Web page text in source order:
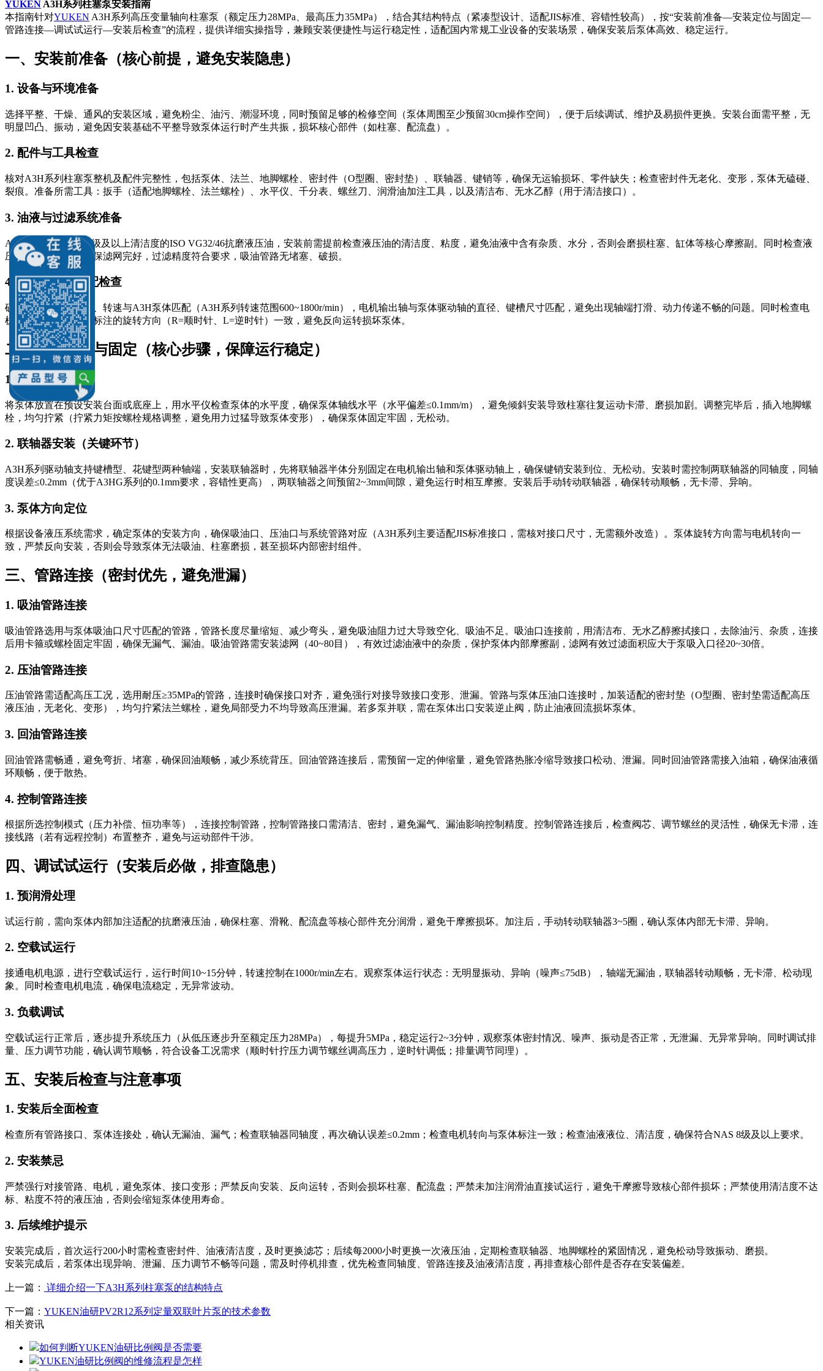
YUKEN A3H系列柱塞泵安装指南
本指南针对YUKEN A3H系列高压变量轴向柱塞泵（额定压力28MPa、最高压力35MPa），结合其结构特点（紧凑型设计、适配JIS标准、容错性较高），按“安装前准备—安装定位与固定—
管路连接—调试试运行—安装后检查”的流程，提供详细实操指导，兼顾安装便捷性与运行稳定性，适配国内常规工业设备的安装场景，确保安装后泵体高效、稳定运行。
一、安装前准备（核心前提，避免安装隐患）
1. 设备与环境准备
选择平整、干燥、通风的安装区域，避免粉尘、油污、潮湿环境，同时预留足够的检修空间（泵体周围至少预留30cm操作空间），便于后续调试、维护及易损件更换。安装台面需平整，无
明显凹凸、振动，避免因安装基础不平整导致泵体运行时产生共振，损坏核心部件（如柱塞、配流盘）。
2. 配件与工具检查
核对A3H系列柱塞泵整机及配件完整性，包括泵体、法兰、地脚螺栓、密封件（O型圈、密封垫）、联轴器、键销等，确保无运输损坏、零件缺失；检查密封件无老化、变形，泵体无磕碰、
裂痕。准备所需工具：扳手（适配地脚螺栓、法兰螺栓）、水平仪、千分表、螺丝刀、润滑油加注工具，以及清洁布、无水乙醇（用于清洁接口）。
3. 油液与过滤系统准备
A3H系列适配NAS 8级及以上清洁度的ISO VG32/46抗磨液压油，安装前需提前检查液压油的清洁度、粘度，避免油液中含有杂质、水分，否则会磨损柱塞、缸体等核心摩擦副。同时检查液
压系统的过滤器，确保滤网完好，过滤精度符合要求，吸油管路无堵塞、破损。
4. 电机与泵体匹配检查
确认驱动电机的功率、转速与A3H泵体匹配（A3H系列转速范围600~1800r/min），电机输出轴与泵体驱动轴的直径、键槽尺寸匹配，避免出现轴端打滑、动力传递不畅的问题。同时检查电
机转向，确保与泵体标注的旋转方向（R=顺时针、L=逆时针）一致，避免反向运转损坏泵体。
二、安装定位与固定（核心步骤，保障运行稳定）
1. 安装基础固定
将泵体放置在预设安装台面或底座上，用水平仪检查泵体的水平度，确保泵体轴线水平（水平偏差≤0.1mm/m），避免倾斜安装导致柱塞往复运动卡滞、磨损加剧。调整完毕后，插入地脚螺
栓，均匀拧紧（拧紧力矩按螺栓规格调整，避免用力过猛导致泵体变形），确保泵体固定牢固，无松动。
2. 联轴器安装（关键环节）
A3H系列驱动轴支持键槽型、花键型两种轴端，安装联轴器时，先将联轴器半体分别固定在电机输出轴和泵体驱动轴上，确保键销安装到位、无松动。安装时需控制两联轴器的同轴度，同轴
度误差≤0.2mm（优于A3HG系列的0.1mm要求，容错性更高），两联轴器之间预留2~3mm间隙，避免运行时相互摩擦。安装后手动转动联轴器，确保转动顺畅，无卡滞、异响。
3. 泵体方向定位
根据设备液压系统需求，确定泵体的安装方向，确保吸油口、压油口与系统管路对应（A3H系列主要适配JIS标准接口，需核对接口尺寸，无需额外改造）。泵体旋转方向需与电机转向一
致，严禁反向安装，否则会导致泵体无法吸油、柱塞磨损，甚至损坏内部密封组件。
三、管路连接（密封优先，避免泄漏）
1. 吸油管路连接
吸油管路选用与泵体吸油口尺寸匹配的管路，管路长度尽量缩短、减少弯头，避免吸油阻力过大导致空化、吸油不足。吸油口连接前，用清洁布、无水乙醇擦拭接口，去除油污、杂质，连接
后用卡箍或螺栓固定牢固，确保无漏气、漏油。吸油管路需安装滤网（40~80目），有效过滤油液中的杂质，保护泵体内部摩擦副，滤网有效过滤面积应大于泵吸入口径20~30倍。
2. 压油管路连接
压油管路需适配高压工况，选用耐压≥35MPa的管路，连接时确保接口对齐，避免强行对接导致接口变形、泄漏。管路与泵体压油口连接时，加装适配的密封垫（O型圈、密封垫需适配高压
液压油，无老化、变形），均匀拧紧法兰螺栓，避免局部受力不均导致高压泄漏。若多泵并联，需在泵体出口安装逆止阀，防止油液回流损坏泵体。
3. 回油管路连接
回油管路需畅通，避免弯折、堵塞，确保回油顺畅，减少系统背压。回油管路连接后，需预留一定的伸缩量，避免管路热胀冷缩导致接口松动、泄漏。同时回油管路需接入油箱，确保油液循
环顺畅，便于散热。
4. 控制管路连接
根据所选控制模式（压力补偿、恒功率等），连接控制管路，控制管路接口需清洁、密封，避免漏气、漏油影响控制精度。控制管路连接后，检查阀芯、调节螺丝的灵活性，确保无卡滞，连
接线路（若有远程控制）布置整齐，避免与运动部件干涉。
四、调试试运行（安装后必做，排查隐患）
1. 预润滑处理
试运行前，需向泵体内部加注适配的抗磨液压油，确保柱塞、滑靴、配流盘等核心部件充分润滑，避免干摩擦损坏。加注后，手动转动联轴器3~5圈，确认泵体内部无卡滞、异响。
2. 空载试运行
接通电机电源，进行空载试运行，运行时间10~15分钟，转速控制在1000r/min左右。观察泵体运行状态：无明显振动、异响（噪声≤75dB），轴端无漏油，联轴器转动顺畅，无卡滞、松动现
象。同时检查电机电流，确保电流稳定，无异常波动。
3. 负载调试
空载试运行正常后，逐步提升系统压力（从低压逐步升至额定压力28MPa），每提升5MPa，稳定运行2~3分钟，观察泵体密封情况、噪声、振动是否正常，无泄漏、无异常异响。同时调试排
量、压力调节功能，确认调节顺畅，符合设备工况需求（顺时针拧压力调节螺丝调高压力，逆时针调低；排量调节同理）。
五、安装后检查与注意事项
1. 安装后全面检查
检查所有管路接口、泵体连接处，确认无漏油、漏气；检查联轴器同轴度，再次确认误差≤0.2mm；检查电机转向与泵体标注一致；检查油液液位、清洁度，确保符合NAS 8级及以上要求。
2. 安装禁忌
严禁强行对接管路、电机，避免泵体、接口变形；严禁反向安装、反向运转，否则会损坏柱塞、配流盘；严禁未加注润滑油直接试运行，避免干摩擦导致核心部件损坏；严禁使用清洁度不达
标、粘度不符的液压油，否则会缩短泵体使用寿命。
3. 后续维护提示
安装完成后，首次运行200小时需检查密封件、油液清洁度，及时更换滤芯；后续每2000小时更换一次液压油，定期检查联轴器、地脚螺栓的紧固情况，避免松动导致振动、磨损。
安装完成后，若泵体出现异响、泄漏、压力调节不畅等问题，需及时停机排查，优先检查同轴度、管路连接及油液清洁度，再排查核心部件是否存在安装偏差。
上一篇： 详细介绍一下A3H系列柱塞泵的结构特点
下一篇： YUKEN油研PV2R12系列定量双联叶片泵的技术参数
相关资讯
如何判断YUKEN油研比例阀是否需要
YUKEN油研比例阀的维修流程是怎样